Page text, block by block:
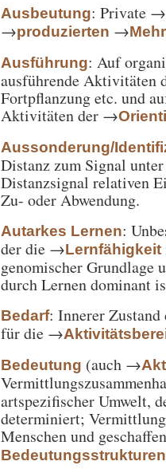
Ausbeutung: Private →
→produzierten →
Ausführung: Auf
ausführende Aktivitäten
Fortpflanzung etc. und
Aktivitäten der →
Aussonderung/
Distanz zum Signal
Distanzsignal relativen
Zu- oder Abwendung.
Autarkes Lernen:
der die →Lernfähigkeit
genomischer Grundlage
durch Lernen dominant
Bedarf: Innerer
für die →
Bedeutung (auch →
artspezifischer Umwelt,
determiniert;
Menschen und
Bedeutungsstrukturen